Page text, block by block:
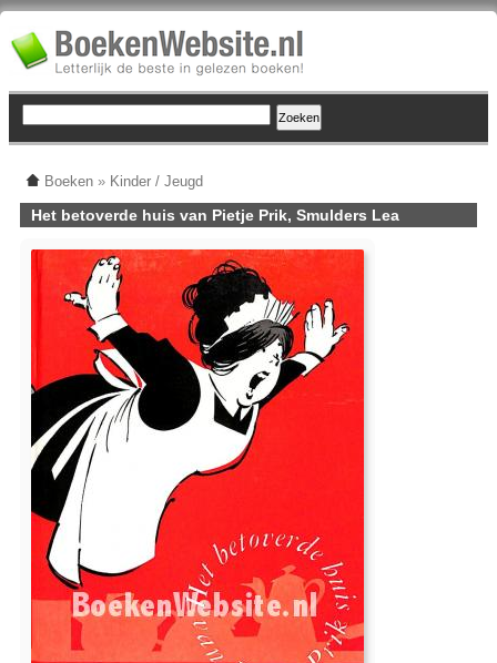
Boeken » Kinder / Jeugd
Het betoverde huis van Pietje Prik, Smulders Lea